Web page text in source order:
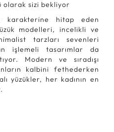
olarak sizi bekliyor
karakterine hitap eden
modelleri, incelikli ve
tarzları sevenleri
işlemeli tasarımlar da
Modern ve sıradışı
kalbini fethederken
yüzükler, her kadının en